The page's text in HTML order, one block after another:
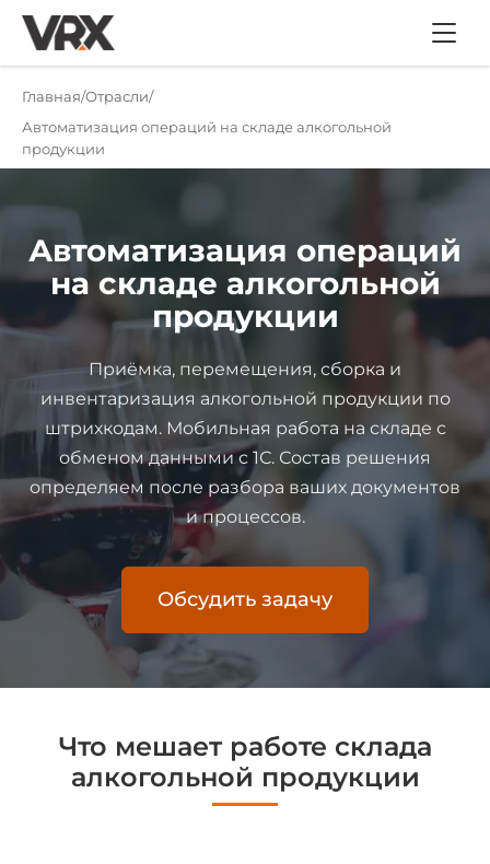
Главная Отрасли
Автоматизация операций на складе алкогольной
продукции
Автоматизация операций
на складе алкогольной
продукции
Приёмка, перемещения, сборка и
инвентаризация алкогольной продукции по
штрихкодам. Мобильная работа на складе с
обменом данными с 1С. Состав решения
определяем после разбора ваших документов
и процессов.
Обсудить задачу
Что мешает работе склада
алкогольной продукции